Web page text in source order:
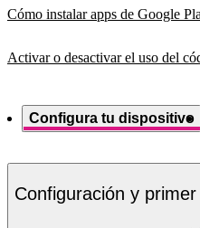
Cómo instalar apps de Google
Activar o desactivar el uso del
Configura tu dispositivo
Configuración y